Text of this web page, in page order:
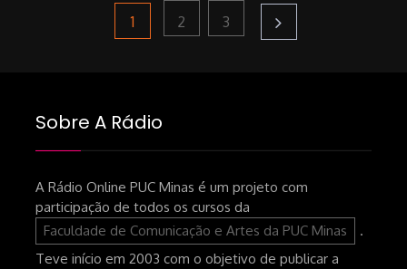
Paginação
de
posts
Page
1 Page
2 Page
3
Sobre A Rádio
A Rádio Online PUC Minas é um projeto com
participação de todos os cursos da
Faculdade de Comunicação e Artes da PUC Minas
.
Teve início em 2003 com o objetivo de publicar a